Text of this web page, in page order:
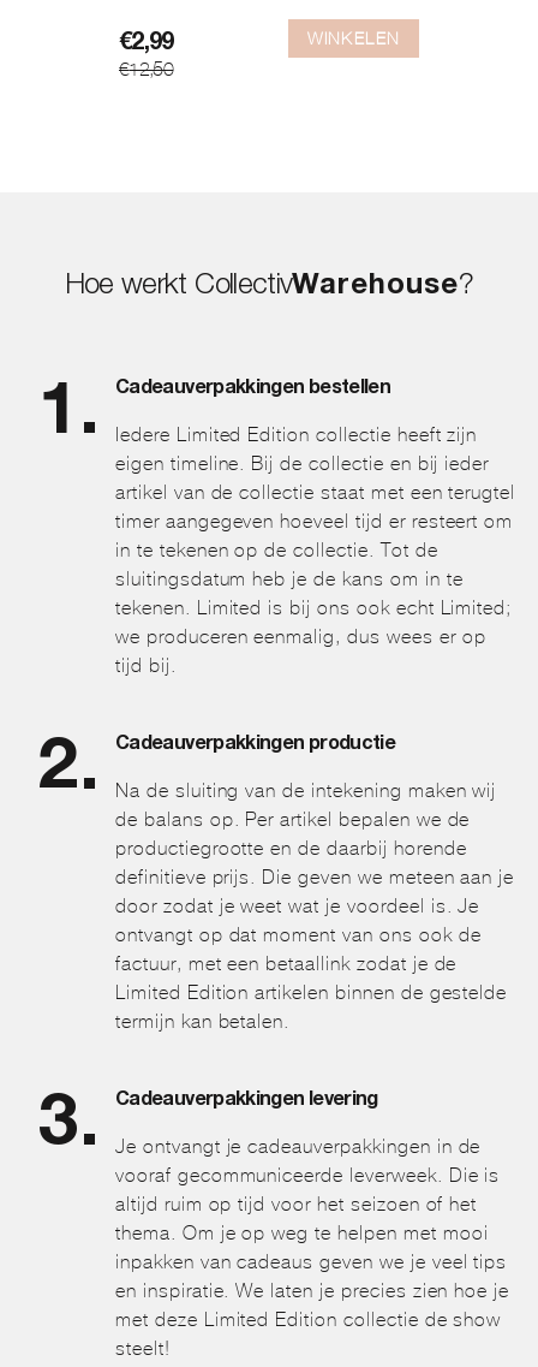
€12,50
Oorspronkelijke
prijs
€2,99
Huidige
prijs
WINKELEN
Hoe werkt CollectivWarehouse?
Cadeauverpakkingen bestellen
Iedere Limited Edition collectie heeft zijn
eigen timeline. Bij de collectie en bij ieder
artikel van de collectie staat met een terugtel
timer aangegeven hoeveel tijd er resteert om
in te tekenen op de collectie. Tot de
sluitingsdatum heb je de kans om in te
tekenen. Limited is bij ons ook echt Limited;
we produceren eenmalig, dus wees er op
tijd bij.
Cadeauverpakkingen productie
Na de sluiting van de intekening maken wij
de balans op. Per artikel bepalen we de
productiegrootte en de daarbij horende
definitieve prijs. Die geven we meteen aan je
door zodat je weet wat je voordeel is. Je
ontvangt op dat moment van ons ook de
factuur, met een betaallink zodat je de
Limited Edition artikelen binnen de gestelde
termijn kan betalen.
Cadeauverpakkingen levering
Je ontvangt je cadeauverpakkingen in de
vooraf gecommuniceerde leverweek. Die is
altijd ruim op tijd voor het seizoen of het
thema. Om je op weg te helpen met mooi
inpakken van cadeaus geven we je veel tips
en inspiratie. We laten je precies zien hoe je
met deze Limited Edition collectie de show
steelt!